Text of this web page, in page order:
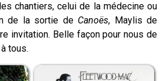
chantiers, celui de la médecine ou
de la sortie de Canoës, Maylis de
invitation. Belle façon pour nous de
tous.